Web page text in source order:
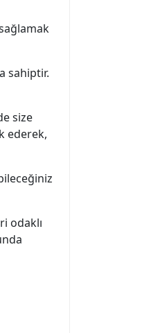
sahiptir.
size
ederek,
odaklı